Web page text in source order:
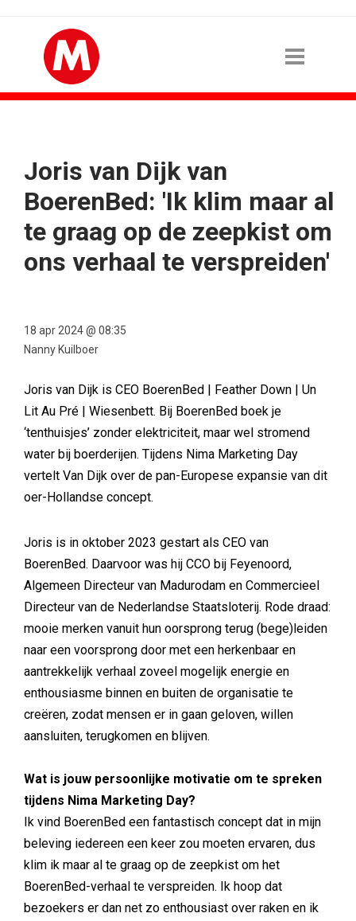
Joris van Dijk van
BoerenBed: 'Ik klim maar al
te graag op de zeepkist om
ons verhaal te verspreiden'
18 apr 2024 @ 08:35
Nanny Kuilboer
Joris van Dijk is CEO BoerenBed | Feather Down | Un
Lit Au Pré | Wiesenbett. Bij BoerenBed boek je
‘tenthuisjes’ zonder elektriciteit, maar wel stromend
water bij boerderijen. Tijdens Nima Marketing Day
vertelt Van Dijk over de pan-Europese expansie van dit
oer-Hollandse concept.
Joris is in oktober 2023 gestart als CEO van
BoerenBed. Daarvoor was hij CCO bij Feyenoord,
Algemeen Directeur van Madurodam en Commercieel
Directeur van de Nederlandse Staatsloterij. Rode draad:
mooie merken vanuit hun oorsprong terug (bege)leiden
naar een voorsprong door met een herkenbaar en
aantrekkelijk verhaal zoveel mogelijk energie en
enthousiasme binnen en buiten de organisatie te
creëren, zodat mensen er in gaan geloven, willen
aansluiten, terugkomen en blijven.
Wat is jouw persoonlijke motivatie om te spreken
tijdens Nima Marketing Day?
Ik vind BoerenBed een fantastisch concept dat in mijn
beleving iedereen een keer zou moeten ervaren, dus
klim ik maar al te graag op de zeepkist om het
BoerenBed-verhaal te verspreiden. Ik hoop dat
bezoekers er dan net zo enthousiast over raken en ik